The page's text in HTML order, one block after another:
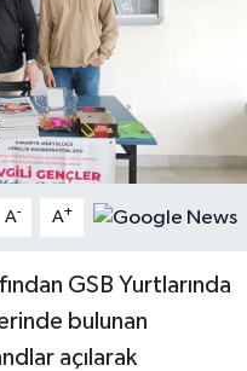
A- A+
GSB Yurtlarında
bulunan
açılarak